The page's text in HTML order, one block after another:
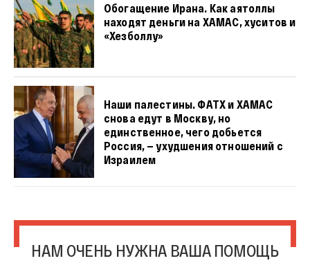
Обогащение Ирана. Как аятоллы
находят деньги на ХАМАС, хуситов и
«Хезболлу»
Наши палестины. ФАТХ и ХАМАС
снова едут в Москву, но
единственное, чего добьется
Россия, — ухудшения отношений с
Израилем
НАМ ОЧЕНЬ НУЖНА ВАША ПОМОЩЬ